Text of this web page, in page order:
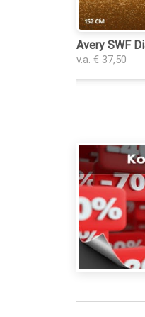
Avery SWF
v.a. € 37,50